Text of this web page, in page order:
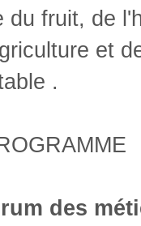
du fruit, de
et
.
des